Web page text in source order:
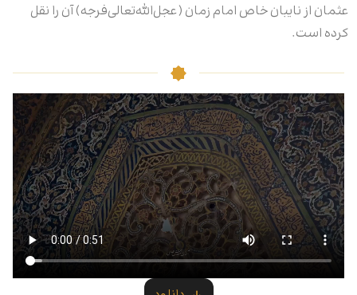
عثمان از نایبان خاص امام زمان (عجل‌الله‌تعالی‌فرجه) آن را نقل
کرده است.